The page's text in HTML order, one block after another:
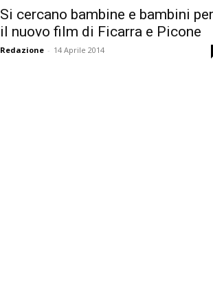
Si cercano bambine e bambini per
il nuovo film di Ficarra e Picone
Redazione - 14 Aprile 2014